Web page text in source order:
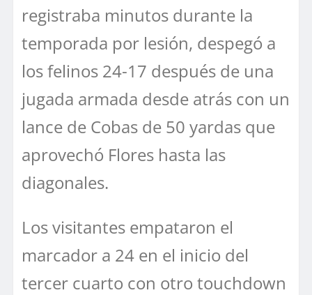
registraba minutos durante la
temporada por lesión, despegó a
los felinos 24-17 después de una
jugada armada desde atrás con un
lance de Cobas de 50 yardas que
aprovechó Flores hasta las
diagonales.
Los visitantes empataron el
marcador a 24 en el inicio del
tercer cuarto con otro touchdown